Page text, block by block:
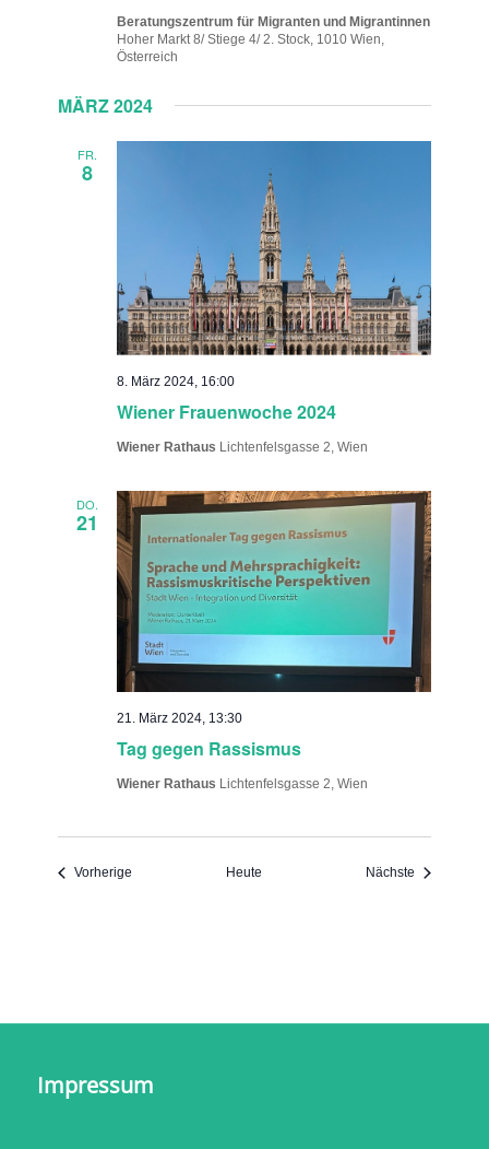
Beratungszentrum für Migranten und Migrantinnen
Hoher Markt 8/ Stiege 4/ 2. Stock, 1010 Wien,
Österreich
MÄRZ 2024
FR.
8
Wiener Frauenwoche 2024
8. März 2024, 16:00
Wiener Rathaus Lichtenfelsgasse 2, Wien
DO.
21
Tag gegen Rassismus
21. März 2024, 13:30
Wiener Rathaus Lichtenfelsgasse 2, Wien
Vorherige VeranstaltungenHeute Nächste
Impressum